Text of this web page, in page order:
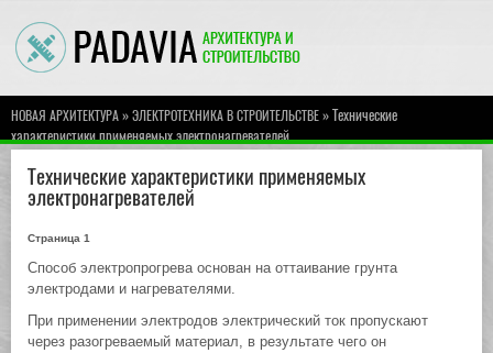
НОВАЯ АРХИТЕКТУРА»ЭЛЕКТРОТЕХНИКА В СТРОИТЕЛЬСТВЕ» Технические
характеристики применяемых электронагревателей
Технические характеристики применяемых
электронагревателей
Страница 1
Способ электропрогрева основан на оттаивание грунта
электродами и нагревателями.
При применении электродов электрический ток пропускают
через разогреваемый материал, в результате чего он